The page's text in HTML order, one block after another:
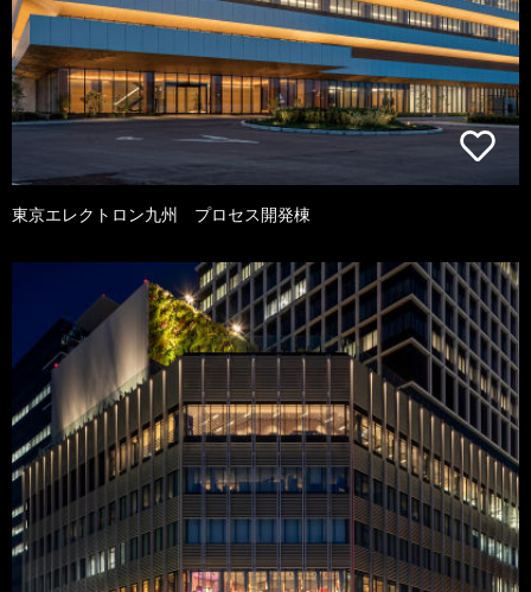
東京エレクトロン九州 プロセス開発棟